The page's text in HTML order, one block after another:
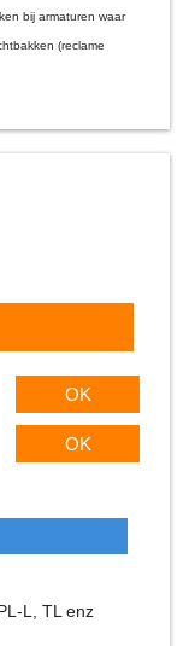
bij armaturen waar
(reclame
OK
OK
L, TL enz